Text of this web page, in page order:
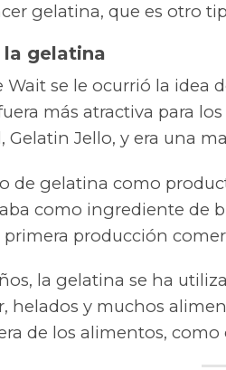
gelatina, que es otro
la gelatina
Wait se le ocurrió la idea
más atractiva para
Jello, y era una
de gelatina como
como ingrediente de
producción
la gelatina se ha
helados y muchos
de los alimentos,